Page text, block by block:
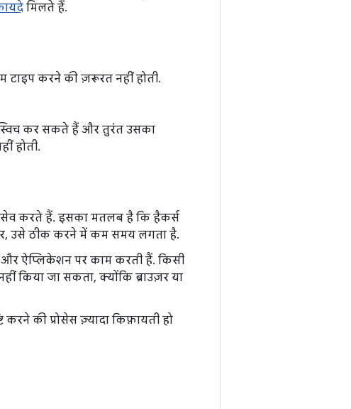
मिलते हैं.
टाइप करने की ज़रूरत नहीं होती.
कर सकते हैं और तुरंत उसका
होती.
सेव करते हैं. इसका मतलब है कि हैकर्स
उसे ठीक करने में कम समय लगता है.
और ऐप्लिकेशन पर काम करती हैं. किसी
किया जा सकता, क्योंकि ब्राउज़र या
की प्रोसेस ज़्यादा किफ़ायती हो